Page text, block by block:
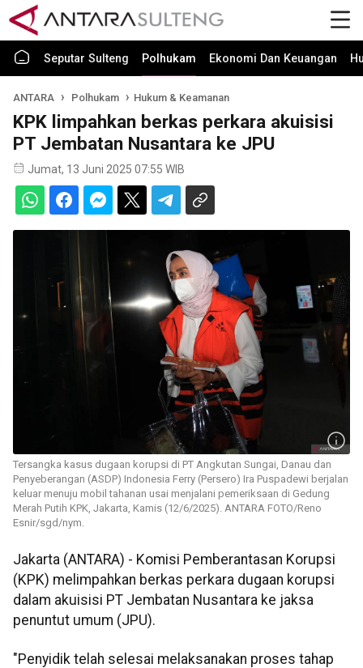
Seputar Sulteng Polhukam Ekonomi Dan Keuangan
ANTARA Polhukam Hukum & Keamanan
KPK limpahkan berkas perkara akuisisi
PT Jembatan Nusantara ke JPU
Jumat, 13 Juni 2025 07:55 WIB
Tersangka kasus dugaan korupsi di PT Angkutan Sungai, Danau dan
Penyeberangan (ASDP) Indonesia Ferry (Persero) Ira Puspadewi berjalan
keluar menuju mobil tahanan usai menjalani pemeriksaan di Gedung
Merah Putih KPK, Jakarta, Kamis (12/6/2025). ANTARA FOTO/Reno
Esnir/sgd/nym.
Jakarta (ANTARA) - Komisi Pemberantasan Korupsi
(KPK) melimpahkan berkas perkara dugaan korupsi
dalam akuisisi PT Jembatan Nusantara ke jaksa
penuntut umum (JPU).
"Penyidik telah selesai melaksanakan proses tahap